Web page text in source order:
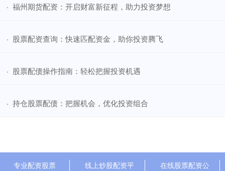
· ​福州期货配资：开启财富新征程，助力投资梦想
· ​股票配资查询：快速匹配资金，助你投资腾飞
· ​股票配债操作指南：轻松把握投资机遇
· ​持仓股票配债：把握机会，优化投资组合
专业配资股票
线上炒股配资平
在线股票配资公